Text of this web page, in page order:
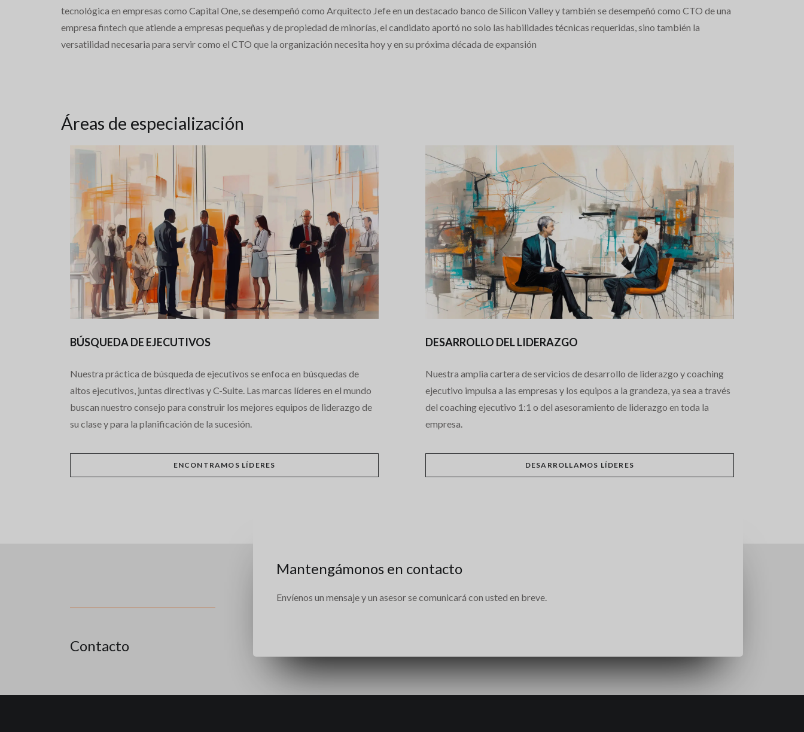
tecnológica en empresas como Capital One, se desempeñó como Arquitecto Jefe en un destacado banco de Silicon Valley y también se desempeñó como CTO de una
empresa fintech que atiende a empresas pequeñas y de propiedad de minorías, el candidato aportó no solo las habilidades técnicas requeridas, sino también la
versatilidad necesaria para servir como el CTO que la organización necesita hoy y en su próxima década de expansión
Áreas de especialización
BÚSQUEDA DE EJECUTIVOS
Nuestra práctica de búsqueda de ejecutivos se enfoca en búsquedas de
altos ejecutivos, juntas directivas y C-Suite. Las marcas líderes en el mundo
buscan nuestro consejo para construir los mejores equipos de liderazgo de
su clase y para la planificación de la sucesión.
ENCONTRAMOS LÍDERES
DESARROLLO DEL LIDERAZGO
Nuestra amplia cartera de servicios de desarrollo de liderazgo y coaching
ejecutivo impulsa a las empresas y los equipos a la grandeza, ya sea a través
del coaching ejecutivo 1:1 o del asesoramiento de liderazgo en toda la
empresa.
DESARROLLAMOS LÍDERES
Contacto
Mantengámonos en contacto
Envíenos un mensaje y un asesor se comunicará con usted en breve.